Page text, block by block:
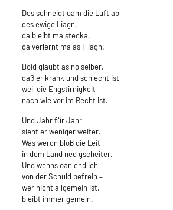
Des schneidt oam die Luft ab,
des ewige Liagn,
da bleibt ma stecka,
da verlernt ma as Fliagn.
Boid glaubt as no selber,
daß er krank und schlecht ist,
weil die Engstirnigkeit
nach wie vor im Recht ist.
Und Jahr für Jahr
sieht er weniger weiter.
Was werdn bloß die Leit
in dem Land ned gscheiter.
Und wenns oan endlich
von der Schuld befrein –
wer nicht allgemein ist,
bleibt immer gemein.